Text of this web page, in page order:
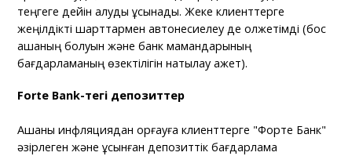
теңгеге дейін алуды ұсынады. Жеке клиенттерге
жеңілдікті шарттармен автонесиелеу де қолжетімді (бос
ақшаның болуын және банк мамандарының
бағдарламаның өзектілігін нақтылау қажет).
Forte Bank-тегі депозиттер
Ақшаны инфляциядан қорғауға клиенттерге "Форте Банк"
әзірлеген және ұсынған депозиттік бағдарлама